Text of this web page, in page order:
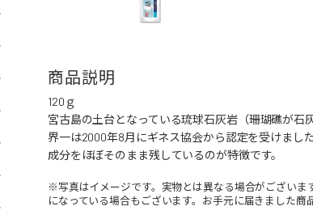
商品説明
120ｇ
宮古島の土台となっている琉球石灰岩（珊瑚礁が
界一は2000年8月にギネス協会から認定を受けまし
成分をほぼそのまま残しているのが特徴です。
※写真はイメージです。実物とは異なる場合がござい
になっている場合もございます。お手元に届きました商